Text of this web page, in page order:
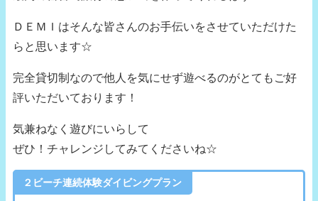
ＤＥＭＩはそんな皆さんのお手伝いをさせていただけた
らと思います☆
完全貸切制なので他人を気にせず遊べるのがとてもご好
評いただいております！
気兼ねなく遊びにいらして
ぜひ！チャレンジしてみてくださいね☆
２ビーチ連続体験ダイビングプラン